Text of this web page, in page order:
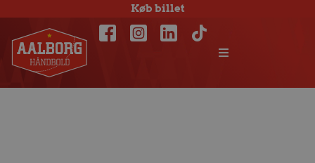
Køb billet